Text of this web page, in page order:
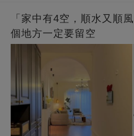
「家中有4空，順水又順
個地方一定要留空